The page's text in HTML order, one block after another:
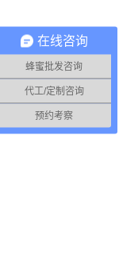
在线咨询
蜂蜜批发咨询
代工/定制咨询
预约考察